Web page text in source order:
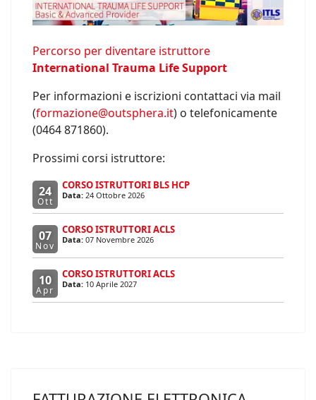
Percorso per diventare istruttore
International Trauma Life Support
Per informazioni e iscrizioni contattaci via mail
(formazione@outsphera.it) o telefonicamente
(0464 871860).
Prossimi corsi istruttore:
24
Ott
CORSO ISTRUTTORI BLS HCP
Data: 24 Ottobre 2026
07
Nov
CORSO ISTRUTTORI ACLS
Data: 07 Novembre 2026
10
Apr
CORSO ISTRUTTORI ACLS
Data: 10 Aprile 2027